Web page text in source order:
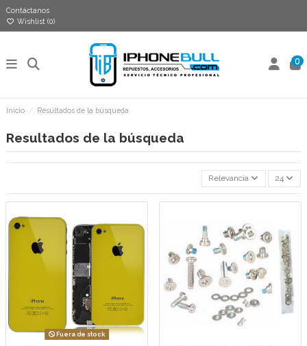
Contáctanos
Wishlist (0)
0
Inicio Resultados de la búsqueda
Resultados de la búsqueda
Relevancia 24
Fuera de stock